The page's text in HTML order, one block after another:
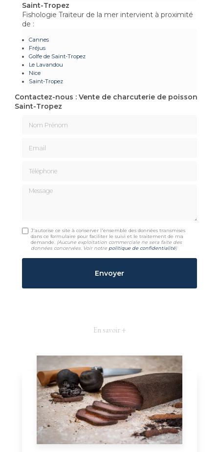
Saint-Tropez
Fishologie Traiteur de la mer intervient à proximité
de :
Cannes
Fréjus
Golfe de Saint-Tropez
Le Lavandou
Nice
Saint-Tropez
Contactez-nous : Vente de charcuterie de poisson
Saint-Tropez
Message
J'autorise ce site à conserver l'ensemble des données transmises
dans ce formulaire pour faciliter le suivi et le traitement de ma
demande. (Aucune exploitation commerciale ne sera faite des
données concervées. Voir notre politique de confidentialité)
En savoir +